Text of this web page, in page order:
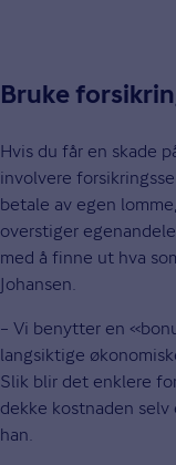
Bruke
Hvis du får en skade
involvere
betale av egen
overstiger
med å finne ut hva
Johansen.
– Vi benytter en
langsiktige
Slik blir det enklere
dekke kostnaden
han.